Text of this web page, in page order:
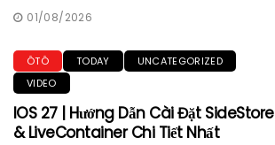
01/08/2026
ÔTÔ TODAY
UNCATEGORIZED
VIDEO
IOS 27 | Hướng Dẫn Cài Đặt SideStore
& LiveContainer Chi Tiết Nhất